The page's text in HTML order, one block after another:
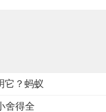
它？蚂蚁
舍得全